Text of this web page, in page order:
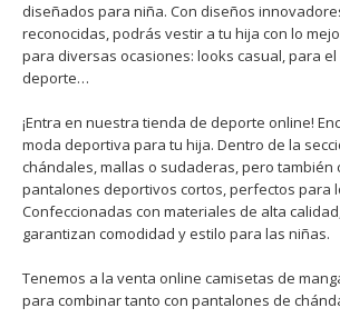
diseñados para niña. Con diseños
reconocidas, podrás vestir a tu hija con lo
para diversas ocasiones: looks casual, para
deporte…
¡Entra en nuestra tienda de deporte online!
moda deportiva para tu hija. Dentro de la
chándales, mallas o sudaderas, pero también
pantalones deportivos cortos, perfectos para
Confeccionadas con materiales de alta
garantizan comodidad y estilo para las niñas.
Tenemos a la venta online camisetas de
para combinar tanto con pantalones de